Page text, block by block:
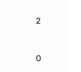
2
0